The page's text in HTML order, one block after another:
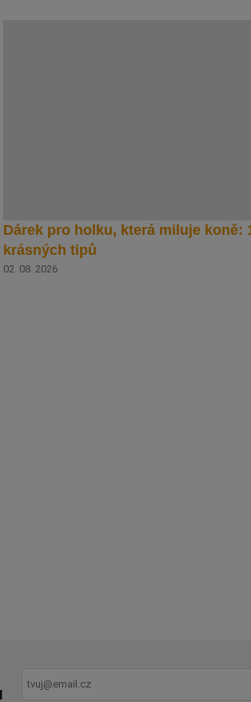
Dárek pro holku, která miluje koně:
krásných tipů
02. 08. 2026